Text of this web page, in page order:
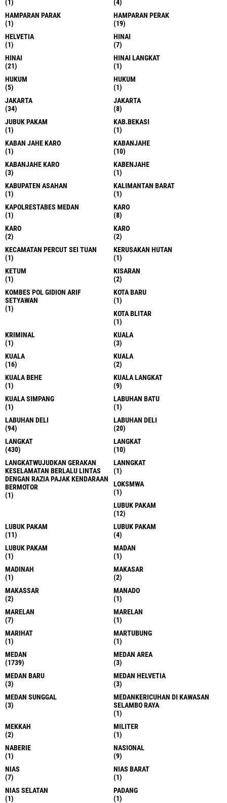
(1)
(4)
HAMPARAN PARAK
(1)
HAMPARAN PERAK
(19)
HELVETIA
(1)
HINAI
(7)
HINAI
(21)
HINAI LANGKAT
(1)
HUKUM
(5)
HUKUM
(1)
JAKARTA
(34)
JAKARTA
(8)
JUBUK PAKAM
(1)
KAB.BEKASI
(1)
KABAN JAHE KARO
(1)
KABANJAHE
(10)
KABANJAHE KARO
(3)
KABENJAHE
(1)
KABUPATEN ASAHAN
(1)
KALIMANTAN BARAT
(1)
KAPOLRESTABES MEDAN
(1)
KARO
(8)
KARO
(2)
KARO
(2)
KECAMATAN PERCUT SEI TUAN
(1)
KERUSAKAN HUTAN
(1)
KETUM
(1)
KISARAN
(2)
KOMBES POL GIDION ARIF
SETYAWAN
(1)
KOTA BARU
(1)
KOTA BLITAR
(1)
KRIMINAL
(1)
KUALA
(3)
KUALA
(16)
KUALA
(2)
KUALA BEHE
(1)
KUALA LANGKAT
(9)
KUALA SIMPANG
(1)
LABUHAN BATU
(1)
LABUHAN DELI
(94)
LABUHAN DELI
(20)
LANGKAT
(430)
LANGKAT
(10)
LANGKATWUJUDKAN GERAKAN
KESELAMATAN BERLALU LINTAS
DENGAN RAZIA PAJAK KENDARAAN
BERMOTOR
(1)
LANNGKAT
(1)
LOKSMWA
(1)
LUBUK PAKAM
(12)
LUBUK PAKAM
(11)
LUBUK PAKAM
(4)
LUBUK PAKAM
(1)
MADAN
(1)
MADINAH
(1)
MAKASAR
(2)
MAKASSAR
(2)
MANADO
(1)
MARELAN
(7)
MARELAN
(1)
MARIHAT
(1)
MARTUBUNG
(1)
MEDAN
(1739)
MEDAN AREA
(3)
MEDAN BARU
(3)
MEDAN HELVETIA
(3)
MEDAN SUNGGAL
(3)
MEDANKERICUHAN DI KAWASAN
SELAMBO RAYA
(1)
MEKKAH
(2)
MILITER
(1)
NABERIE
(1)
NASIONAL
(9)
NIAS
(7)
NIAS BARAT
(1)
NIAS SELATAN
(1)
PADANG
(1)